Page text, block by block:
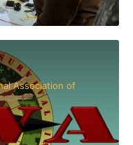
Association of